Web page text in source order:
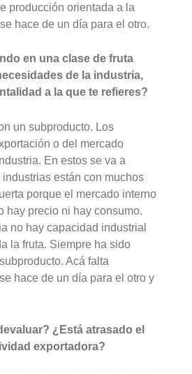
producción orientada a la
hace de un día para el otro.
en una clase de fruta
de la industria,
a la que te refieres?
un subproducto. Los
o del mercado
En estos se va a
están con muchos
porque el mercado interno
hay precio ni hay consumo.
no hay capacidad industrial
la fruta. Siempre ha sido
Acá falta
hace de un día para el otro y
¿Está atrasado el
exportadora?